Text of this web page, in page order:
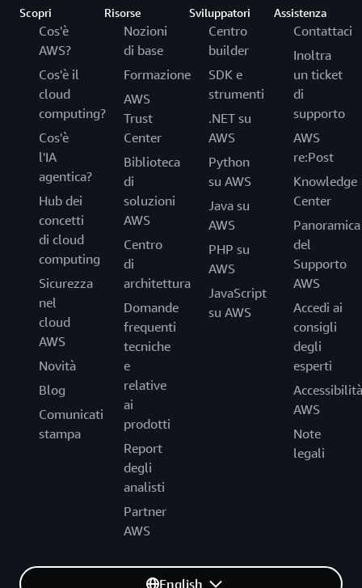
Scopri
Cos'è
AWS?
Cos'è il
cloud
computing?
Cos'è
l'IA
agentica?
Hub dei
concetti
di cloud
computing
Sicurezza
nel
cloud
AWS
Novità
Blog
Comunicati
stampa
Risorse
Nozioni
di base
Formazione
AWS
Trust
Center
Biblioteca
di
soluzioni
AWS
Centro
di
architettura
Domande
frequenti
tecniche
e
relative
ai
prodotti
Report
degli
analisti
Partner
AWS
Sviluppatori
Centro
builder
SDK e
strumenti
.NET su
AWS
Python
su AWS
Java su
AWS
PHP su
AWS
JavaScript
su AWS
Assistenza
Contattaci
Inoltra
un ticket
di
supporto
AWS
re:Post
Knowledge
Center
Panoramica
del
Supporto
AWS
Accedi ai
consigli
degli
esperti
Accessibilità
AWS
Note
legali
English